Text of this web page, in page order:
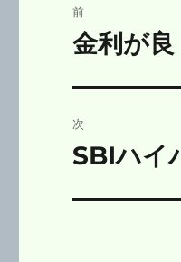
稿
ゲ
前
前
投
稿:
金利が
次
次
投
SBIハイ